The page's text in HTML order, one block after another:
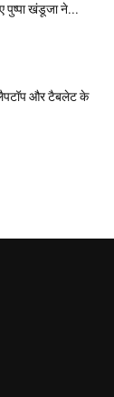
पुष्पा खंडूजा ने...
लैपटॉप और टैबलेट के